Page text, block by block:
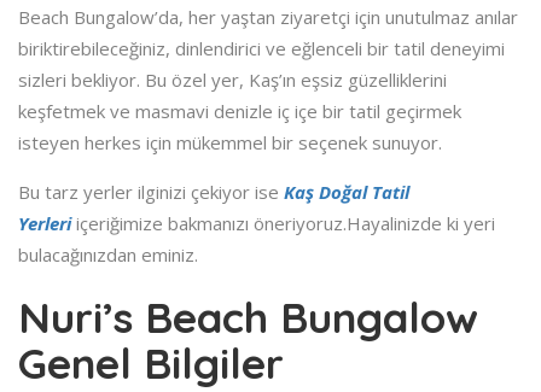
Beach Bungalow’da, her yaştan ziyaretçi için unutulmaz anılar
biriktirebileceğiniz, dinlendirici ve eğlenceli bir tatil deneyimi
sizleri bekliyor. Bu özel yer, Kaş’ın eşsiz güzelliklerini
keşfetmek ve masmavi denizle iç içe bir tatil geçirmek
isteyen herkes için mükemmel bir seçenek sunuyor.
Bu tarz yerler ilginizi çekiyor ise Kaş Doğal Tatil
Yerleriiçeriğimize bakmanızı öneriyoruz.Hayalinizde ki yeri
bulacağınızdan eminiz.
Nuri’s Beach Bungalow
Genel Bilgiler